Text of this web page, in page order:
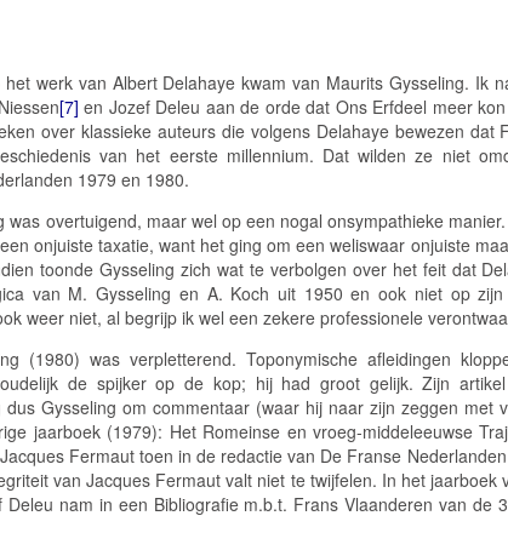
werk van Albert Delahaye kwam van Maurits Gysseling. Ik
[7] en Jozef Deleu aan de orde dat Ons Erfdeel meer
over klassieke auteurs die volgens Delahaye bewezen dat
van het eerste millennium. Dat wilden ze niet
1979 en 1980.
was overtuigend, maar wel op een nogal onsympathieke
onjuiste taxatie, want het ging om een weliswaar onjuiste
toonde Gysseling zich wat te verbolgen over het feit dat
van M. Gysseling en A. Koch uit 1950 en ook niet op
weer niet, al begrijp ik wel een zekere professionele
(1980) was verpletterend. Toponymische afleidingen
de spijker op de kop; hij had groot gelijk. Zijn
Gysseling om commentaar (waar hij naar zijn zeggen met
jaarboek (1979): Het Romeinse en vroeg-middeleeuwse
Fermaut toen in de redactie van De Franse Nederlanden
van Jacques Fermaut valt niet te twijfelen. In het jaarboek
Deleu nam in een Bibliografie m.b.t. Frans Vlaanderen van de